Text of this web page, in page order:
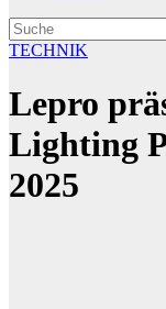
TECHNIK
Lepro
Lighting
2025